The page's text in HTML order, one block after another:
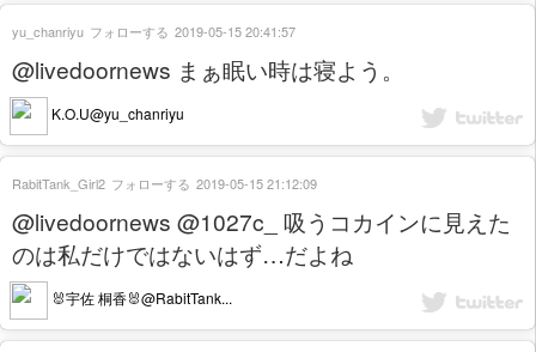
@livedoornews まぁ眠い時は寝よう。
K.O.U@yu_chanriyu
yu_chanriyu フォローする 2019-05-15 20:41:57
@livedoornews @1027c_ 吸うコカインに見えた
のは私だけではないはず…だよね
🐰宇佐 桐香🐰@RabitTank...
RabitTank_Girl2 フォローする 2019-05-15 21:12:09